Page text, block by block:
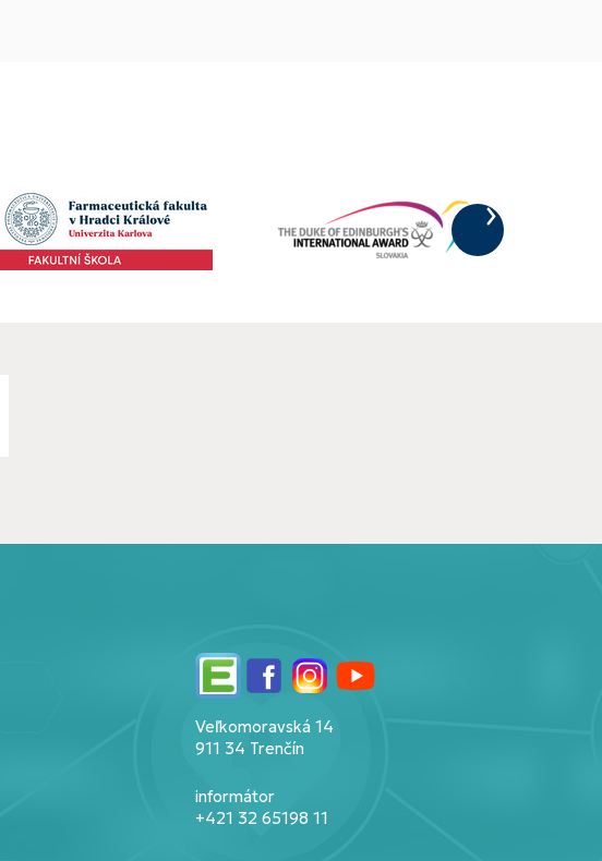
EdupageFacebookInstagramYouTube
Veľkomoravská 14
911 34 Trenčín
informátor
+421 32 65198 11